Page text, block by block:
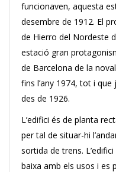
funcionaven, aquesta
desembre de 1912. El
de Hierro del Nordeste
estació gran
de Barcelona de la
fins l’any 1974, tot i
des de 1926.
L’edifici és de planta
per tal de situar-hi
sortida de trens.
baixa amb els usos i es